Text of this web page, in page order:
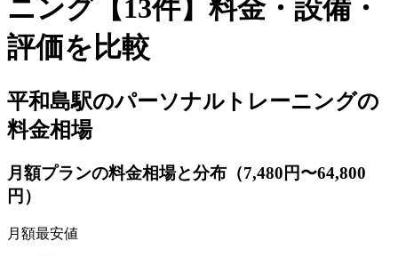
ニング【13件】料金・設備・
評価を比較
平和島駅のパーソナルトレーニングの
料金相場
月額プランの料金相場と分布（7,480円〜64,800
円）
月額最安値